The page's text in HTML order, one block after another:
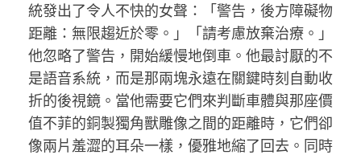
統發出了令人不快的女聲：「警告，後方障礙物
距離：無限趨近於零。」「請考慮放棄治療。」
他忽略了警告，開始緩慢地倒車。他最討厭的不
是語音系統，而是那兩塊永遠在關鍵時刻自動收
折的後視鏡。當他需要它們來判斷車體與那座價
值不菲的銅製獨角獸雕像之間的距離時，它們卻
像兩片羞澀的耳朵一樣，優雅地縮了回去。同時